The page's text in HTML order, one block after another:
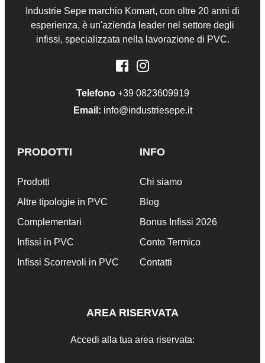
Industrie Sepe marchio Komart, con oltre 20 anni di
esperienza, è un'azienda leader nel settore degli
infissi, specializzata nella lavorazione di PVC.
Telefono +39 0823609919
Email: info@industriesepe.it
PRODOTTI
Prodotti
Altre tipologie in PVC
Complementari
Infissi in PVC
Infissi Scorrevoli in PVC
INFO
Chi siamo
Blog
Bonus Infissi 2026
Conto Termico
Contatti
AREA RISERVATA
Accedi alla tua area riservata: